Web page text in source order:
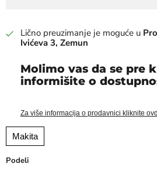
Lično preuzimanje je moguće u
Ivićeva 3, Zemun
Molimo vas da se pre
informišite o
Za više informacija o prodavnici kliknite
Makita
Podeli